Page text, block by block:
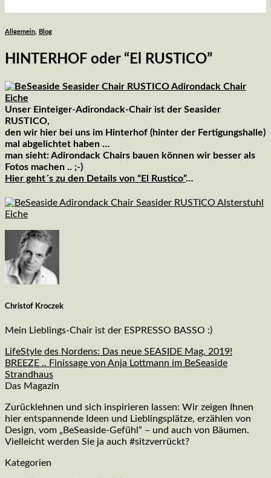
Allgemein Blog
HINTERHOF oder “El RUSTICO”
Unser Einteiger-Adirondack-Chair ist der Seasider
RUSTICO,
den wir hier bei uns im Hinterhof (hinter der Fertigungshalle)
mal abgelichtet haben …
man sieht: Adirondack Chairs bauen können wir besser als
Fotos machen .. ;-)
Hier geht´s zu den Details von “El Rustico”…
Christof Kroczek
Mein Lieblings-Chair ist der ESPRESSO BASSO :)
LifeStyle des Nordens: Das neue SEASIDE Mag. 2019!
BREEZE .. Finissage von Anja Lottmann im BeSeaside
Strandhaus
Das Magazin
Zurücklehnen und sich inspirieren lassen: Wir zeigen Ihnen
hier entspannende Ideen und Lieblingsplätze, erzählen von
Design, vom „BeSeaside-Gefühl“ – und auch von Bäumen.
Vielleicht werden Sie ja auch #sitzverrückt?
Kategorien